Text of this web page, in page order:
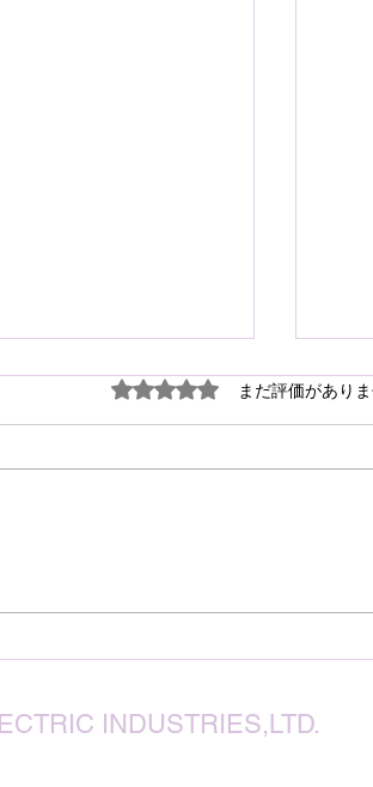
謹
確保
5つ星のうち0と評価され
まだ評価があり
INDUSTRIES,LTD.